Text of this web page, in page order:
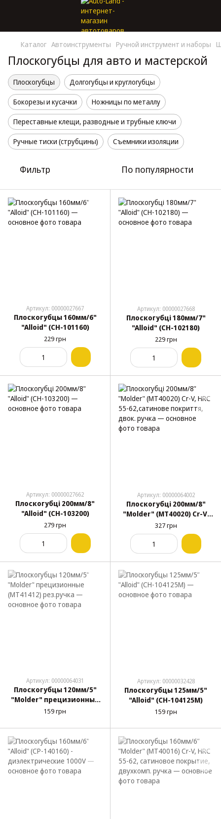
Каталог Автоинструменты Ручной инструмент и наборы
Плоскогубцы для авто и мастерской
Плоскогубцы Долгогубцы и круглогубцы
Бокорезы и кусачки Ножницы по металлу
Переставные клещи, разводные и трубные ключи
Ручные тиски (струбцины) Съемники изоляции
Фильтр По популярности
Артикул: 00000027667
Плоскогубцы 160мм/6"
"Alloid" (CН-101160)
229 грн
Артикул: 00000027668
Плоскогубці 180мм/7"
"Alloid" (CН-102180)
229 грн
Артикул: 00000027662
Плоскогубці 200мм/8"
"Alloid" (CН-103200)
279 грн
Артикул: 00000064002
Плоскогубці 200мм/8"
"Molder" (MT40020) Cr-V,
HRC 55-62,сатинове
покриття, двок. ручка
327 грн
Артикул: 00000064031
Плоскогубцы 120мм/5"
"Molder" прецизионные
(MT41412) рез.ручка
159 грн
Артикул: 00000032428
Плоскогубцы 125мм/5"
"Alloid" (CН-104125М)
159 грн